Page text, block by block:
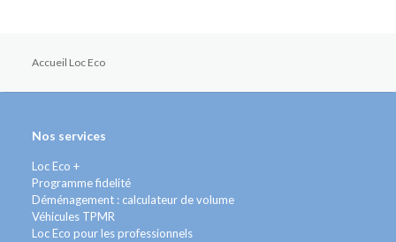
Accueil Loc Eco
Nos services
Loc Eco +
Programme fidelité
Déménagement : calculateur de volume
Véhicules TPMR
Loc Eco pour les professionnels